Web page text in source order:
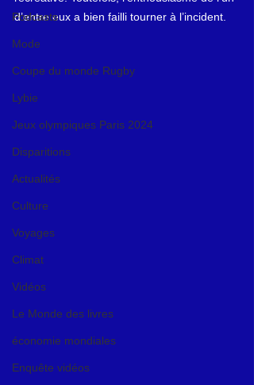
Podcasts
Mode
Coupe du monde Rugby
Lybie
Jeux olympiques Paris 2024
Disparitions
Actualités
Culture
Voyages
Climat
Vidéos
Le Monde des livres
économie mondiales
Enquête vidéos
d’entre eux a bien failli tourner à l’incident.